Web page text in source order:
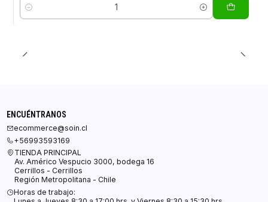
Cantidad
ENCUÉNTRANOS
ecommerce@soin.cl
+56993593169
TIENDA PRINCIPAL
Av. Américo Vespucio 3000, bodega 16
Cerrillos - Cerrillos
Región Metropolitana - Chile
Horas de trabajo: